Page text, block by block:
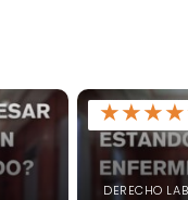
★★★★
DERECHO